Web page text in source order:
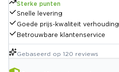
Sterke punten
Snelle levering
Goede prijs-kwaliteit verhouding
Betrouwbare klantenservice
Gebaseerd op 120 reviews